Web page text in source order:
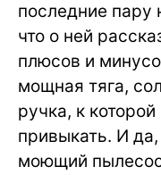
последние пару
что о ней
плюсов и
мощная тяга,
ручка, к
привыкать. И да,
моющий